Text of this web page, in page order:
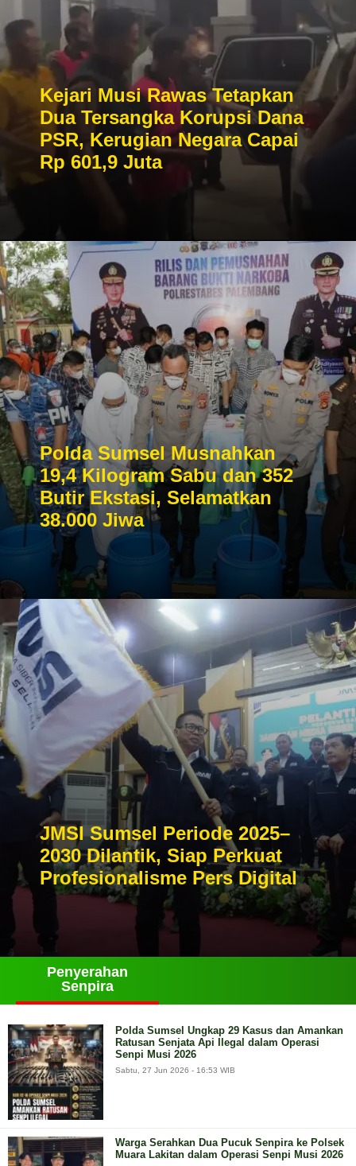
Kejari Musi Rawas Tetapkan
Dua Tersangka Korupsi Dana
PSR, Kerugian Negara Capai
Rp 601,9 Juta
Polda Sumsel Musnahkan
19,4 Kilogram Sabu dan 352
Butir Ekstasi, Selamatkan
38.000 Jiwa
JMSI Sumsel Periode 2025–
2030 Dilantik, Siap Perkuat
Profesionalisme Pers Digital
Penyerahan
Senpira
Polda Sumsel Ungkap 29 Kasus dan Amankan
Ratusan Senjata Api Ilegal dalam Operasi
Senpi Musi 2026
Sabtu, 27 Jun 2026 - 16:53 WIB
Warga Serahkan Dua Pucuk Senpira ke Polsek
Muara Lakitan dalam Operasi Senpi Musi 2026